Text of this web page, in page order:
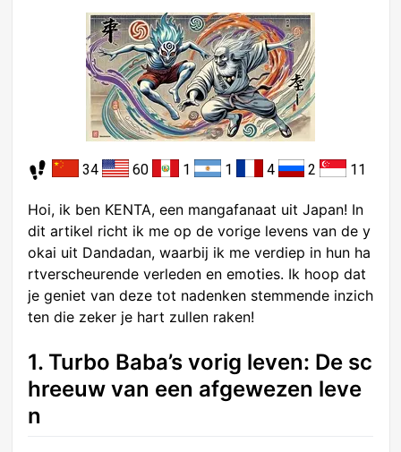
34 60 1 1 4 2 11
Hoi, ik ben KENTA, een mangafanaat uit Japan! In
dit artikel richt ik me op de vorige levens van de y
okai uit Dandadan, waarbij ik me verdiep in hun ha
rtverscheurende verleden en emoties. Ik hoop dat
je geniet van deze tot nadenken stemmende inzich
ten die zeker je hart zullen raken!
1. Turbo Baba’s vorig leven: De sc
hreeuw van een afgewezen leve
n